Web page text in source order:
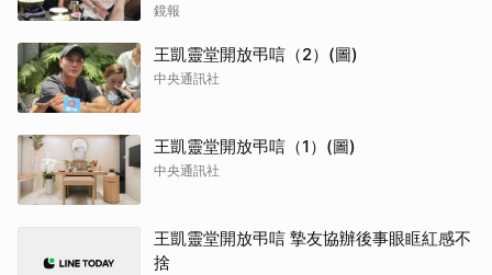
鏡報
王凱靈堂開放弔唁（2）(圖)
中央通訊社
王凱靈堂開放弔唁（1）(圖)
中央通訊社
王凱靈堂開放弔唁 摯友協辦後事眼眶紅感不
捨